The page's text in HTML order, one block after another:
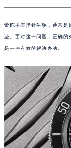
帝舵手表指针生锈，通常是
迹。面对这一问题，正确的
是一些有效的解决办法。